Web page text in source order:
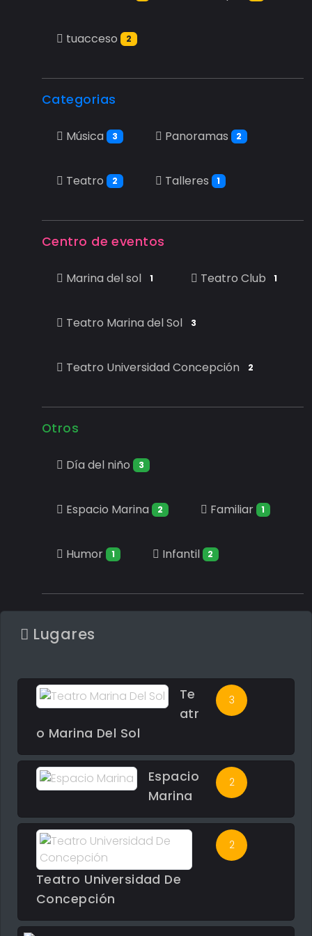
tuacceso 2
Categorias
Música 3 Panoramas 2
Teatro 2 Talleres 1
Centro de eventos
Marina del sol 1 Teatro Club 1
Teatro Marina del Sol 3
Teatro Universidad Concepción 2
Otros
Día del niño 3
Espacio Marina 2 Familiar 1
Humor 1 Infantil 2
Lugares
Te
atr
o Marina Del Sol
3
Espacio
Marina
2
Teatro Universidad De
Concepción
2